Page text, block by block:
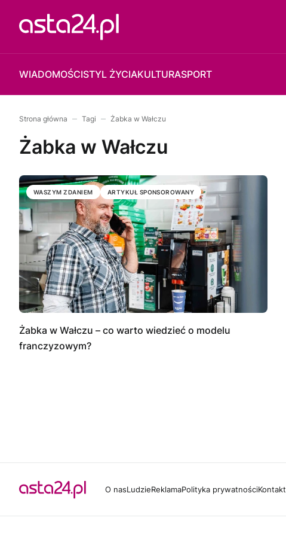
WIADOMOŚCISTYL ŻYCIAKULTURASPORT
Strona główna Tagi Żabka w Wałczu
Żabka w Wałczu
WASZYM ZDANIEM ARTYKUŁ SPONSOROWANY
Żabka w Wałczu – co warto wiedzieć o modelu
franczyzowym?
O nasLudzieReklamaPolityka prywatnościKontakt